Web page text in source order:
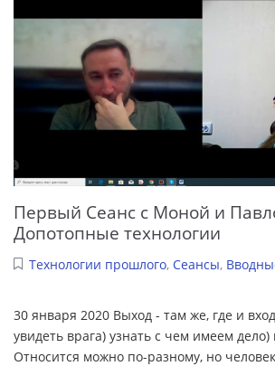
Первый Сеанс с Моной и
Допотопные технологии
Технологии прошлого, Сеансы,
30 января 2020 Выход - там же, где и
увидеть врага) узнать с чем имеем
Относится можно по-разному, но